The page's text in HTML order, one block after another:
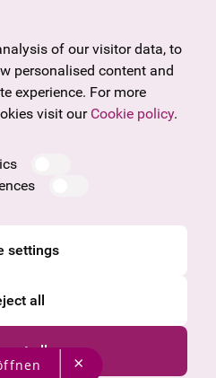
Vorarlberg
Burgenland
Salzburg
Upper Austria
of our visitor data, to
personalised content and
experience. For more
visit our Cookie policy.
settings
all
all